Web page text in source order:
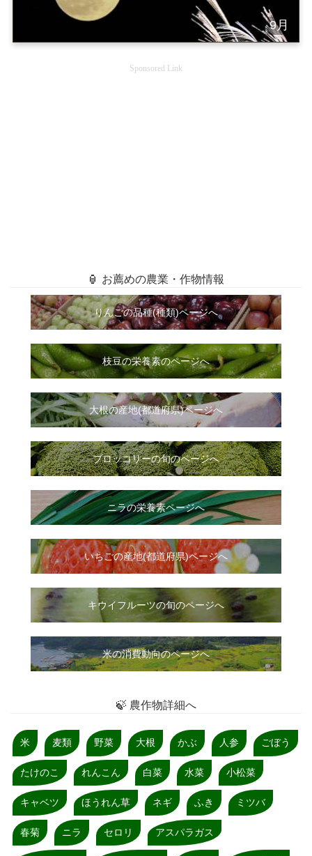
9月
Sponsored Link
🏮 お薦めの農業・作物情報
りんごの品種(種類)ページへ
枝豆の栄養素のページへ
大根の産地(都道府県)ページへ
ブロッコリーの旬のページへ
ニラの栄養素ページへ
いちごの産地(都道府県)ページへ
キウイフルーツの旬のページへ
米の消費動向のページへ
🍃 農作物詳細へ
米 麦類 野菜 大根 かぶ 人参 ごぼう
たけのこ れんこん 白菜 水菜 小松菜
キャベツ ほうれん草 ネギ ふき ミツバ
春菊 ニラ セロリ アスパラガス